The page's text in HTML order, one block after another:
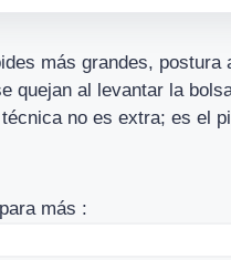
más grandes, postura
quejan al levantar la
no es extra; es el
más :